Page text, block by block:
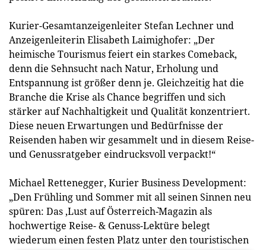
Kurier-Gesamtanzeigenleiter Stefan Lechner und
Anzeigenleiterin Elisabeth Laimighofer: „Der
heimische Tourismus feiert ein starkes Comeback,
denn die Sehnsucht nach Natur, Erholung und
Entspannung ist größer denn je. Gleichzeitig hat die
Branche die Krise als Chance begriffen und sich
stärker auf Nachhaltigkeit und Qualität konzentriert.
Diese neuen Erwartungen und Bedürfnisse der
Reisenden haben wir gesammelt und in diesem Reise-
und Genussratgeber eindrucksvoll verpackt!“
Michael Rettenegger, Kurier Business Development:
„Den Frühling und Sommer mit all seinen Sinnen neu
spüren: Das ,Lust auf Österreich`-Magazin als
hochwertige Reise- & Genuss-Lektüre belegt
wiederum einen festen Platz unter den touristischen